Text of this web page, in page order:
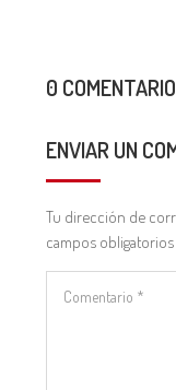
0
ENVIAR UN
Tu dirección de
campos